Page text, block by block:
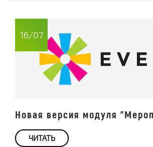
16/07
Новая версия модуля
ЧИТАТЬ